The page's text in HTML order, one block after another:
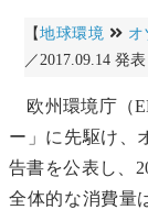
【地球環境 オ
／2017.09.14 発表
欧州環境庁（
ー」に先駆け、
告書を公表し、
全体的な消費量